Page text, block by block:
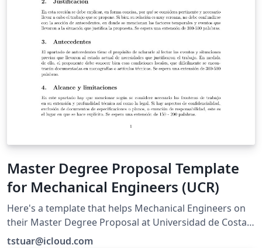
Master Degree Proposal Template
for Mechanical Engineers (UCR)
Here's a template that helps Mechanical Engineers on
their Master Degree Proposal at Universidad de Costa
Rica.
tstuar@icloud.com